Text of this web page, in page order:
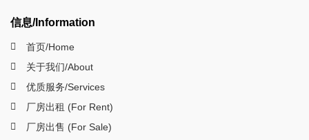
信息/Information
首页/Home
关于我们/About
优质服务/Services
厂房出租 (For Rent)
厂房出售 (For Sale)